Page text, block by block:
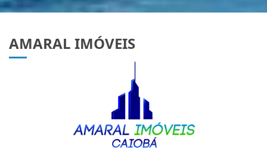
AMARAL IMÓVEIS